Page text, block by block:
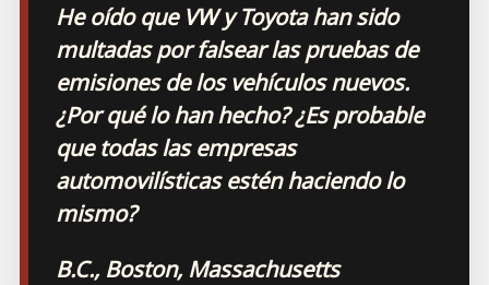
He oído que VW y Toyota han sido
multadas por falsear las pruebas de
emisiones de los vehículos nuevos.
¿Por qué lo han hecho? ¿Es probable
que todas las empresas
automovilísticas estén haciendo lo
mismo?
B.C., Boston, Massachusetts